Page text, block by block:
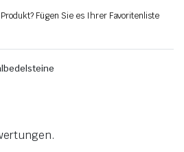
Fügen Sie es Ihrer Favoritenliste